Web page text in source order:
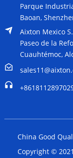
Parque
Baoan,
Aixton Mexico
Paseo de la
Cuauhtémoc,
China Good
Copyright ©